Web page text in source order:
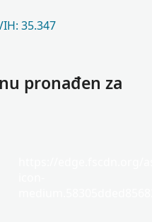
35.347
pronađen za